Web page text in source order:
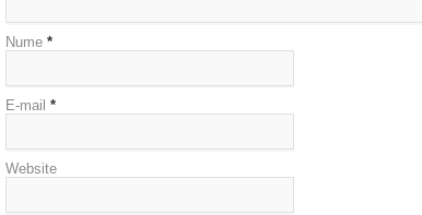
Nume *
E-mail *
Website